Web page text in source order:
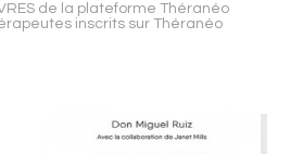
de la plateforme Théranéo
inscrits sur Théranéo